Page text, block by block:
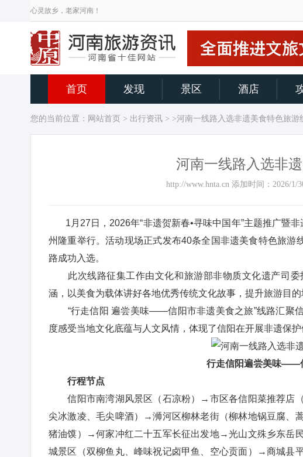
心灵故乡，老家河南！
首页 发现 景区 酒店
您的当前位置： 网站首页 > 出行资讯 > >河南一线路入选非遗美食特色旅游
河南一线路入选非
http://www.hnta.cn 添加时间：2026/1/
1月27日，2026年“非遗贺新春•寻味中国年”主题推广暨非
州隆重举行。活动现场正式发布40条全国非遗美食特色旅
路成功入选。
此次线路征集工作由文化和旅游部非物质文化遗产司委
涵，以美食为载体讲好各地优秀传统文化故事，提升旅游目的
“行走信阳 遍尝美味——信阳市非遗美食之旅”线路汇聚信
度感受当地文化底蕴与人文风情，体现了信阳在开展非遗保
行走信阳遍尝美味——
行程节点
信阳市南湾湖风景区（石凉粉）→市区各信阳菜推荐店
尖冰激凌、毛尖啤酒）→浉河区柳林老街（柳林地锅豆腐、
猪油馍）→何家冲红二十五军长征出发地→光山文殊乡东岳
城景区（双柳鱼丸、峰味祝记卤甲鱼、空心贡面）→商城县